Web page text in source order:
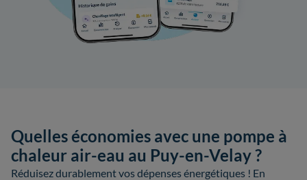
Quelles économies avec une pompe à
chaleur air-eau au Puy-en-Velay ?
Réduisez durablement vos dépenses énergétiques ! En